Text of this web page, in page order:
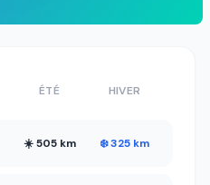
ÉTÉ HIVER
☀️ 505 km ❄️ 325 km